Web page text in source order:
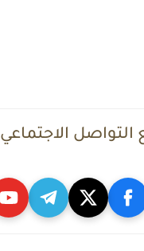
التواصل الاجتماعي